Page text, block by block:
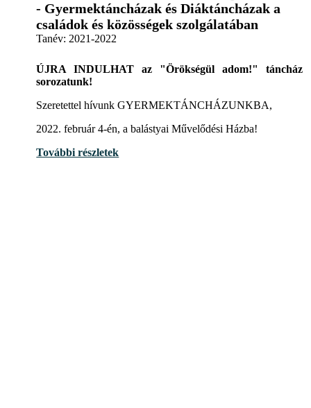
- Gyermektáncházak és Diáktáncházak a
családok és közösségek szolgálatában
Tanév: 2021-2022
ÚJRA INDULHAT az "Örökségül adom!" táncház
sorozatunk!
Szeretettel hívunk GYERMEKTÁNCHÁZUNKBA,
2022. február 4-én, a balástyai Művelődési Házba!
További részletek